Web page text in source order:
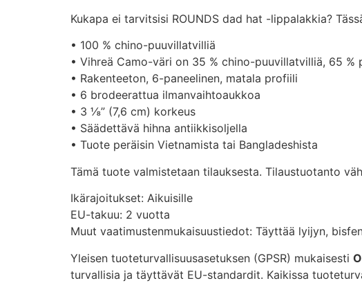
Kukapa ei tarvitsisi ROUNDS dad hat -lippalakkia?
• 100 % chino-puuvillatvilliä
• Vihreä Camo-väri on 35 % chino-puuvillatvilliä, 65 %
• Rakenteeton, 6-paneelinen, matala profiili
• 6 brodeerattua ilmanvaihtoaukkoa
• 3 ⅛” (7,6 cm) korkeus
• Säädettävä hihna antiikkisoljella
• Tuote peräisin Vietnamista tai Bangladeshista
Tämä tuote valmistetaan tilauksesta. Tilaustuotanto
Ikärajoitukset: Aikuisille
EU-takuu: 2 vuotta
Muut vaatimustenmukaisuustiedot: Täyttää lyijyn,
Yleisen tuoteturvallisuusasetuksen (GPSR) mukaisesti
turvallisia ja täyttävät EU-standardit. Kaikissa